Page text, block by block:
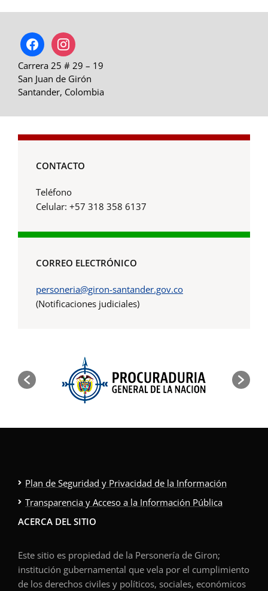
facebookinstagram
Carrera 25 # 29 – 19
San Juan de Girón
Santander, Colombia
CONTACTO
Teléfono
Celular: +57 318 358 6137
CORREO ELECTRÓNICO
personeria@giron-santander.gov.co
(Notificaciones judiciales)
Plan de Seguridad y Privacidad de la Información
Transparencia y Acceso a la Información Pública
ACERCA DEL SITIO
Este sitio es propiedad de la Personería de Giron;
institución gubernamental que vela por el cumplimiento
de los derechos civiles y políticos, sociales, económicos